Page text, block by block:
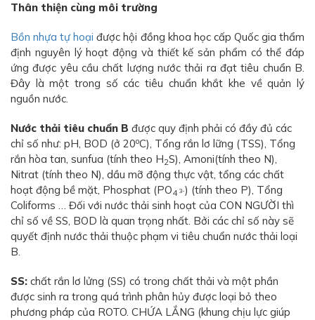
Thân thiện cùng môi trường
Bồn nhựa tự hoại được hội đồng khoa học cấp Quốc gia thẩm
định nguyên lý hoạt động và thiết kế sản phẩm có thể đáp
ứng được yêu cầu chất lượng nước thải ra đạt tiêu chuẩn B.
Đây là một trong số các tiêu chuẩn khắt khe về quản lý
nguồn nước.
Nước thải tiêu chuẩn B được quy định phải có đầy đủ các
chỉ số như: pH, BOD (ở 20oC), Tổng rắn lơ lững (TSS), Tổng
rắn hòa tan, sunfua (tính theo H2S), Amoni(tính theo N),
Nitrat (tính theo N), dầu mỡ động thực vật, tổng các chất
hoạt động bề mặt, Phosphat (PO4 3-) (tính theo P), Tổng
Coliforms … Đối với nước thải sinh hoạt của CON NGƯỜI thì
chỉ số về SS, BOD là quan trọng nhất. Bởi các chỉ số này sẽ
quyết định nước thải thuộc phạm vi tiêu chuẩn nước thải loại
B.
SS: chất rắn lơ lửng (SS) có trong chất thải và một phần
được sinh ra trong quá trình phân hủy được loại bỏ theo
phương pháp của ROTO. CHỨA LẮNG (khung chịu lực giúp